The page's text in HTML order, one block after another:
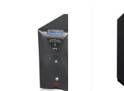
数 huawei
不间断电源
格详解及批